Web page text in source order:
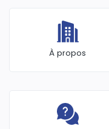
À propos